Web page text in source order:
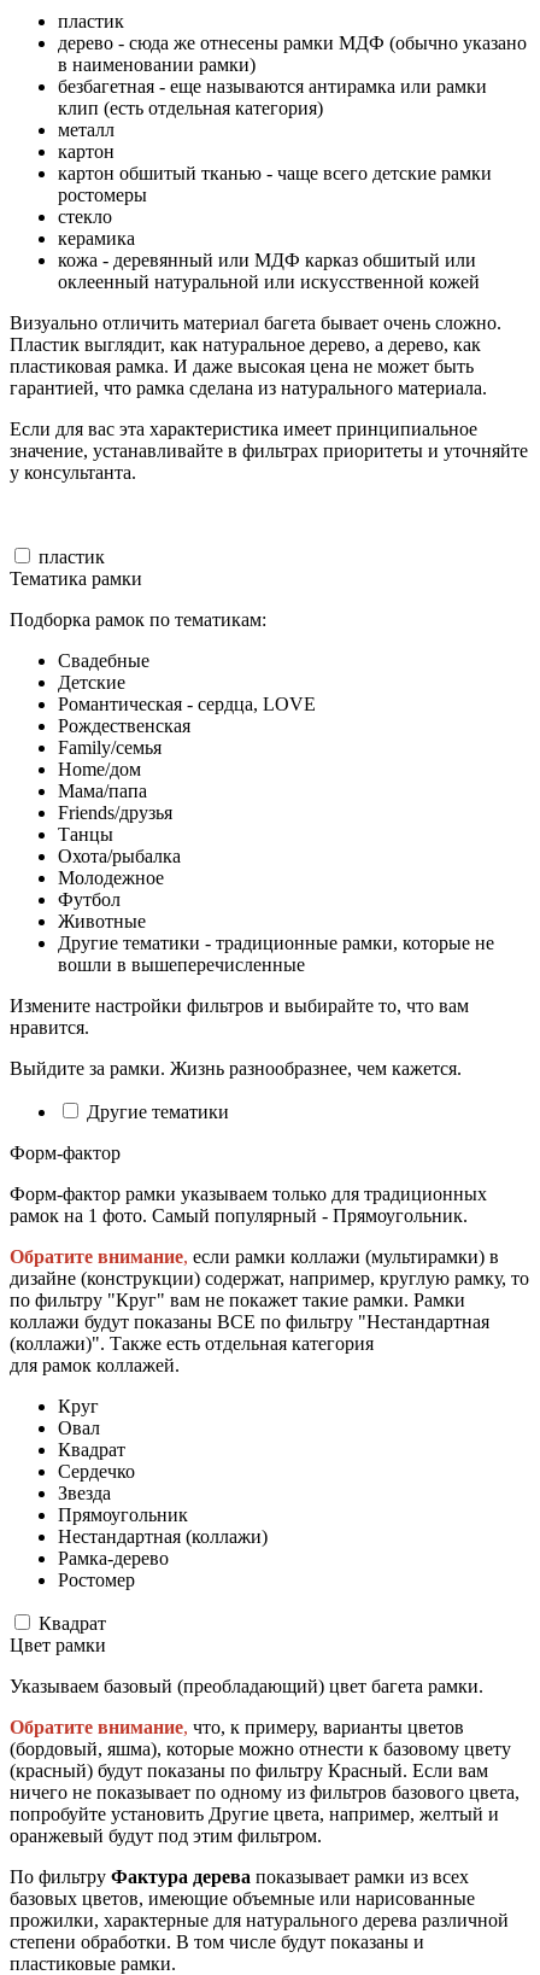
пластик
дерево - сюда же отнесены рамки МДФ (обычно указано
в наименовании рамки)
безбагетная - еще называются антирамка или рамки
клип (есть отдельная категория)
металл
картон
картон обшитый тканью - чаще всего детские рамки
ростомеры
стекло
керамика
кожа - деревянный или МДФ карказ обшитый или
оклеенный натуральной или искусственной кожей
Визуально отличить материал багета бывает очень сложно.
Пластик выглядит, как натуральное дерево, а дерево, как
пластиковая рамка. И даже высокая цена не может быть
гарантией, что рамка сделана из натурального материала.
Если для вас эта характеристика имеет принципиальное
значение, устанавливайте в фильтрах приоритеты и уточняйте
у консультанта.
пластик
Тематика рамки
Подборка рамок по тематикам:
Свадебные
Детские
Романтическая - сердца, LOVE
Рождественская
Family/семья
Home/дом
Мама/папа
Friends/друзья
Танцы
Охота/рыбалка
Молодежное
Футбол
Животные
Другие тематики - традиционные рамки, которые не
вошли в вышеперечисленные
Измените настройки фильтров и выбирайте то, что вам
нравится.
Выйдите за рамки. Жизнь разнообразнее, чем кажется.
Другие тематики
Форм-фактор
Форм-фактор рамки указываем только для традиционных
рамок на 1 фото. Самый популярный - Прямоугольник.
Обратите внимание, если рамки коллажи (мультирамки) в
дизайне (конструкции) содержат, например, круглую рамку, то
по фильтру "Круг" вам не покажет такие рамки. Рамки
коллажи будут показаны ВСЕ по фильтру "Нестандартная
(коллажи)". Также есть отдельная категория
для рамок коллажей.
Круг
Овал
Квадрат
Сердечко
Звезда
Прямоугольник
Нестандартная (коллажи)
Рамка-дерево
Ростомер
Квадрат
Цвет рамки
Указываем базовый (преобладающий) цвет багета рамки.
Обратите внимание, что, к примеру, варианты цветов
(бордовый, яшма), которые можно отнести к базовому цвету
(красный) будут показаны по фильтру Красный. Если вам
ничего не показывает по одному из фильтров базового цвета,
попробуйте установить Другие цвета, например, желтый и
оранжевый будут под этим фильтром.
По фильтру Фактура дерева показывает рамки из всех
базовых цветов, имеющие объемные или нарисованные
прожилки, характерные для натурального дерева различной
степени обработки. В том числе будут показаны и
пластиковые рамки.